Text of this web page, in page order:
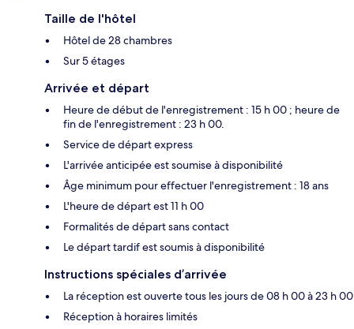
Taille de l'hôtel
Hôtel de 28 chambres
Sur 5 étages
Arrivée et départ
Heure de début de l'enregistrement : 15 h 00 ; heure de
fin de l'enregistrement : 23 h 00.
Service de départ express
L'arrivée anticipée est soumise à disponibilité
Âge minimum pour effectuer l'enregistrement : 18 ans
L'heure de départ est 11 h 00
Formalités de départ sans contact
Le départ tardif est soumis à disponibilité
Instructions spéciales d’arrivée
La réception est ouverte tous les jours de 08 h 00 à 23 h 00
Réception à horaires limités